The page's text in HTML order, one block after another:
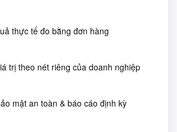
thực tế đo bằng đơn hàng
trị theo nét riêng của doanh nghiệp
mật an toàn & báo cáo định kỳ